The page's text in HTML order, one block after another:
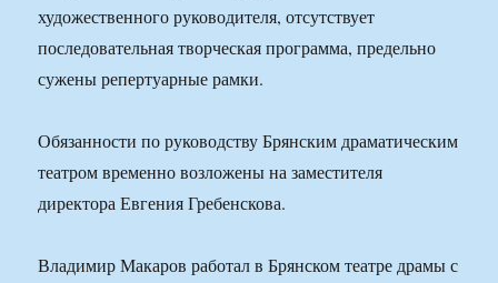
художественного руководителя, отсутствует
последовательная творческая программа, предельно
сужены репертуарные рамки.
Обязанности по руководству Брянским драматическим
театром временно возложены на заместителя
директора Евгения Гребенскова.
Владимир Макаров работал в Брянском театре драмы с